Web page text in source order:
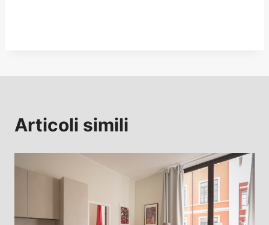
Articoli simili